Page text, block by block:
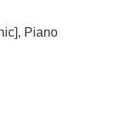
Piano